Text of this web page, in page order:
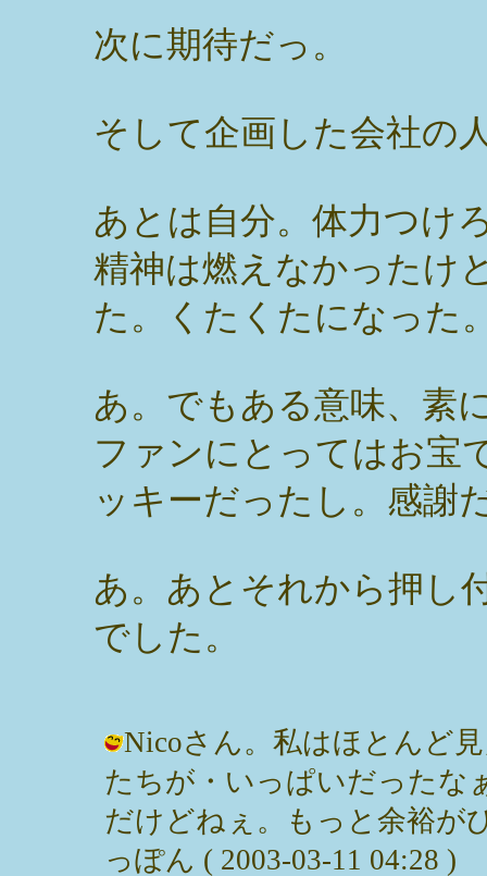
次に期待だっ。
そして企画した会社の
あとは自分。体力つけ
精神は燃えなかったけ
た。くたくたになった
あ。でもある意味、素
ファンにとってはお宝
ッキーだったし。感謝
あ。あとそれから押し
でした。
Nicoさん。私はほとんど
たちが・いっぱいだったな
だけどねぇ。もっと余裕が
っぽん ( 2003-03-11 04:28 )